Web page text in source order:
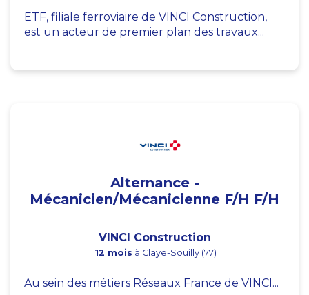
ETF, filiale ferroviaire de VINCI Construction,
est un acteur de premier plan des travaux...
Alternance -
Mécanicien/Mécanicienne F/H F/H
VINCI Construction
12 mois à Claye-Souilly (77)
Au sein des métiers Réseaux France de VINCI...